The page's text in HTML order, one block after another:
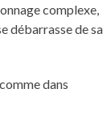
complexe,
débarrasse de sa
dans